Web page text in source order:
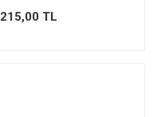
215,00 TL